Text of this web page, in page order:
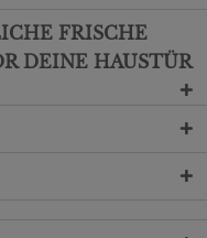
FRISCHE
DEINE HAUSTÜR